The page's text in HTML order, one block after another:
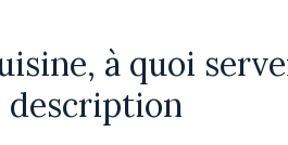
à quoi